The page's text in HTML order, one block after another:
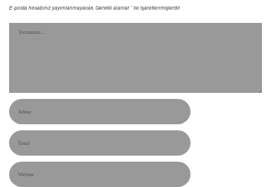
E-posta hesabınız yayımlanmayacak. Gerekli alanlar*ile işaretlenmişlerdir